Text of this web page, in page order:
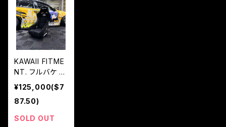
KAWAII FITME
NT. フルバケ ケ
ブラーカーボン
¥125,000($7
87.50)
SOLD OUT